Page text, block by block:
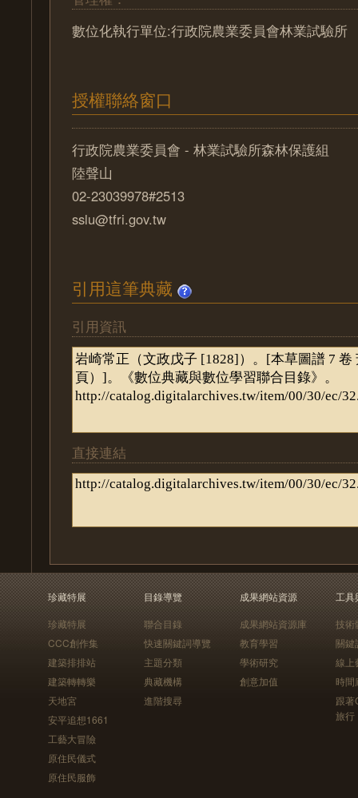
數位化執行單位:行政院農業委員會林業試驗所
授權聯絡窗口
行政院農業委員會 - 林業試驗所森林保護組
陸聲山
02-23039978#2513
sslu@tfri.gov.tw
引用這筆典藏
引用資訊
直接連結
珍藏特展
珍藏特展
CCC創作集
建築排排站
建築轉轉樂
天地宮
安平追想1661
工藝大冒險
原住民儀式
原住民服飾
目錄導覽
聯合目錄
快速關鍵詞導覽
主題分類
典藏機構
進階搜尋
成果網站資源
成果網站資源庫
教育學習
學術研究
創意加值
工具
技術
關鍵
線上
時間
跟
旅行